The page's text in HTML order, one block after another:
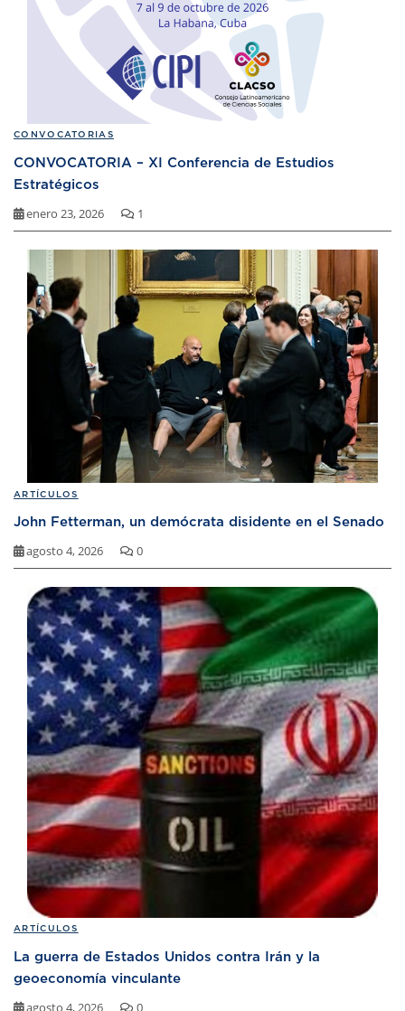
CONVOCATORIAS
CONVOCATORIA – XI Conferencia de Estudios
Estratégicos
enero 23, 2026 1
ARTÍCULOS
John Fetterman, un demócrata disidente en el Senado
agosto 4, 2026 0
ARTÍCULOS
La guerra de Estados Unidos contra Irán y la
geoeconomía vinculante
agosto 4, 2026 0